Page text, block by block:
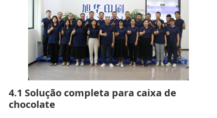
4.1 Solução completa para caixa de
chocolate